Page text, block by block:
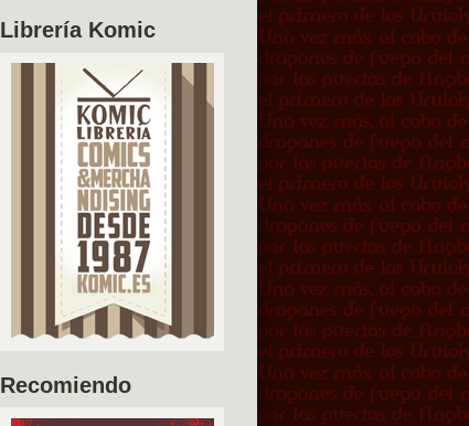
Librería Komic
Recomiendo